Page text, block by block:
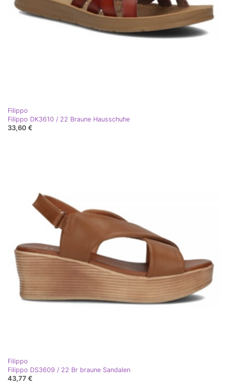
Filippo
Filippo DK3610 / 22 Braune Hausschuhe
33,60 €
Filippo
Filippo DS3609 / 22 Br braune Sandalen
43,77 €